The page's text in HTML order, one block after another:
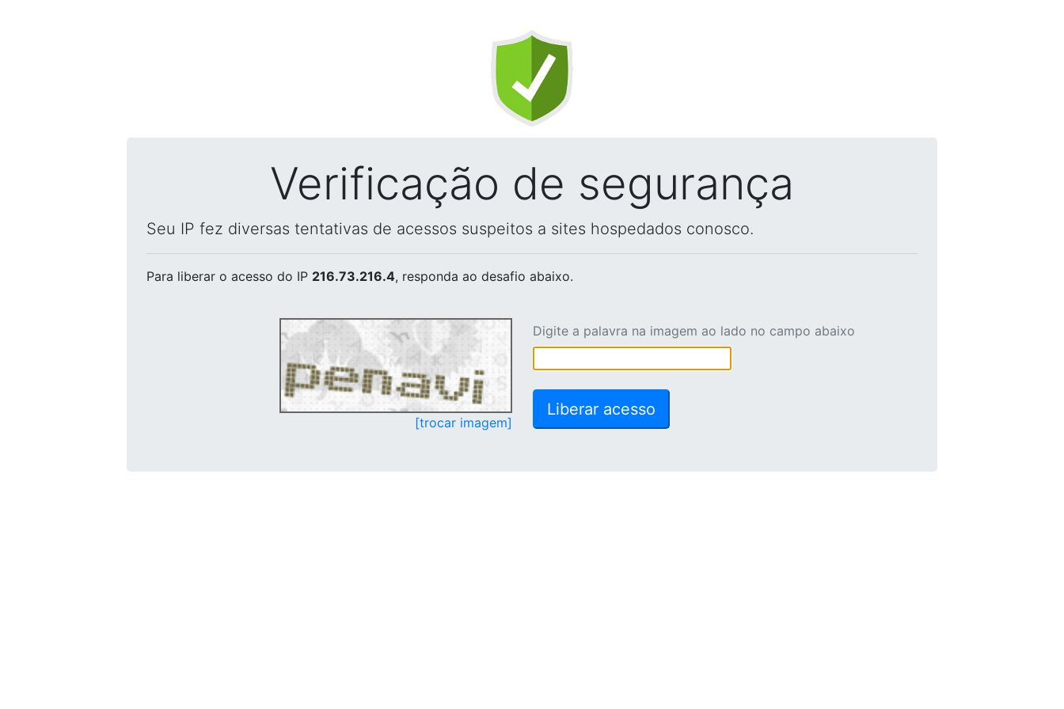
Verificação de segurança
Seu IP fez diversas tentativas de acessos suspeitos a sites hospedados conosco.
Para liberar o acesso do IP 216.73.216.4, responda ao desafio abaixo.
[trocar imagem]
Digite a palavra na imagem ao lado no campo abaixo